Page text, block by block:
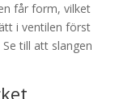
får form, vilket
i ventilen först
till att slangen